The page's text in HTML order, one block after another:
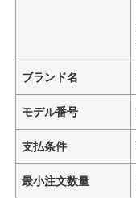
ブランド名
モデル番号
支払条件
最小注文数量